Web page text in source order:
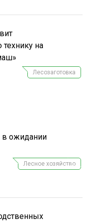
технику на
Лесозаготовка
ожидании
Лесное хозяйство
телеграм-канал